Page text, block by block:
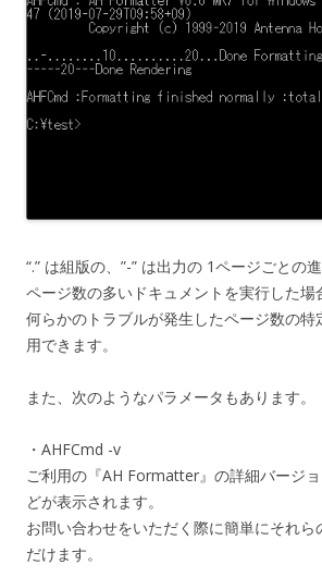
“.” は組版の、”-” は出力の 1ページごとの
ページ数の多いドキュメントを実行した場
何らかのトラブルが発生したページ数の特
用できます。
また、次のようなパラメータもあります。
・AHFCmd -v
ご利用の『AH Formatter』の詳細バージ
どが表示されます。
お問い合わせをいただく際に簡単にそれら
だけます。